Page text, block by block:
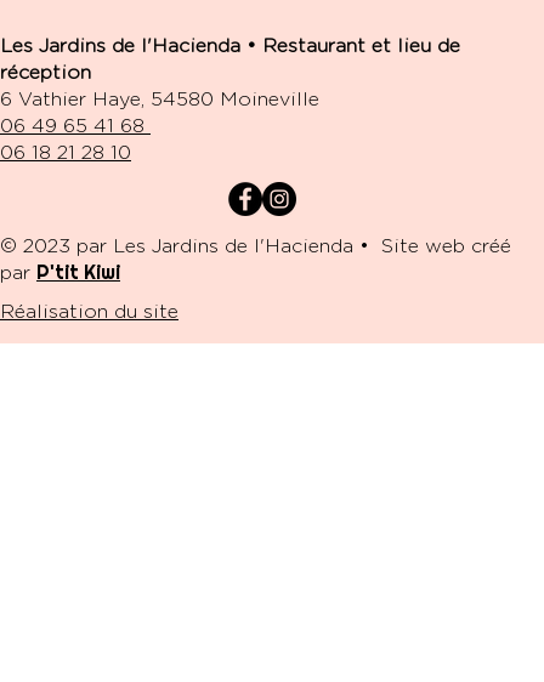
Les Jardins de l'Hacienda • Restaurant et lieu de
réception
6 Vathier Haye, 54580 Moineville
06 49 65 41 68
06 18 21 28 10
​© 2023 par Les Jardins de l'Hacienda • Site web créé
par P'tit Kiwi
Réalisation du site